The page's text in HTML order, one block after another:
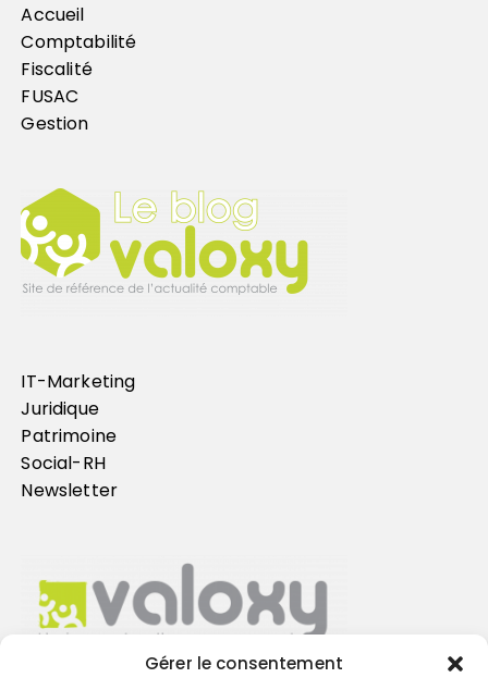
Gérer le consentement
Accueil
Comptabilité
Fiscalité
FUSAC
Gestion
IT-Marketing
Juridique
Patrimoine
Social-RH
Newsletter